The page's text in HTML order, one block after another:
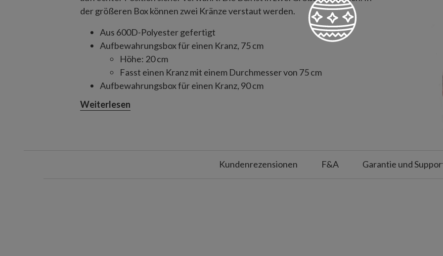
der größeren Box können zwei Kränze verstaut werden.
Aus 600D-Polyester gefertigt
Aufbewahrungsbox für einen Kranz, 75 cm
Höhe: 20 cm
Fasst einen Kranz mit einem Durchmesser von 75 cm
Aufbewahrungsbox für einen Kranz, 90 cm
Fasst einen Kranz mit einem Durchmesser von 90 cm
Weiterlesen
Kundenrezensionen F&A Garantie und